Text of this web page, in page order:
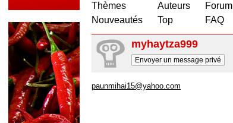
Thèmes
Nouveautés
Auteurs
Top
Forum
FAQ
myhaytza999
Envoyer un message privé
paunmihai15@yahoo.com